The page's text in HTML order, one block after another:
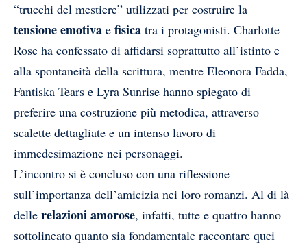
“trucchi del mestiere” utilizzati per costruire la
tensione emotiva e fisica tra i protagonisti. Charlotte
Rose ha confessato di affidarsi soprattutto all’istinto e
alla spontaneità della scrittura, mentre Eleonora Fadda,
Fantiska Tears e Lyra Sunrise hanno spiegato di
preferire una costruzione più metodica, attraverso
scalette dettagliate e un intenso lavoro di
immedesimazione nei personaggi.
L’incontro si è concluso con una riflessione
sull’importanza dell’amicizia nei loro romanzi. Al di là
delle relazioni amorose, infatti, tutte e quattro hanno
sottolineato quanto sia fondamentale raccontare quei